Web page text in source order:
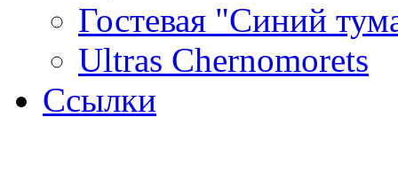
Гостевая "Синий
Ultras Chernomorets
Ссылки